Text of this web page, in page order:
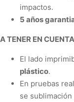
impactos.
5 años
A TENER EN CUENTA
El lado
plástico.
En pruebas
se sublimación